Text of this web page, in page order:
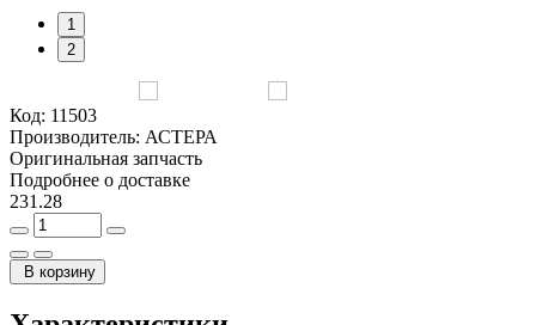
1
2
Код: 11503
Производитель: АСТЕРА
Оригинальная запчасть
Подробнее о доставке
231.28
В корзину